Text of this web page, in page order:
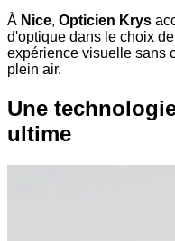
À Nice, Opticien Krys
d'optique dans le choix
expérience visuelle sans
plein air.
Une
ultime